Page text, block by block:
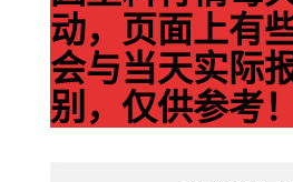
动，页面上有
会与当天实际
别，仅供参考